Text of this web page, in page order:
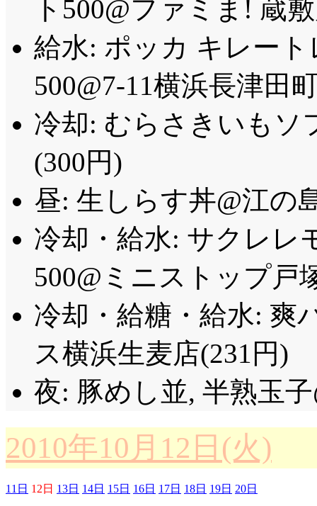
ト500@ファミま! 蔵
給水: ポッカ キレー
500@7-11横浜長津田
冷却: むらさきいもソ
(300円)
昼: 生しらす丼@江の
冷却・給水: サクレレ
500@ミニストップ戸
冷却・給糖・給水: 爽
ス横浜生麦店(231円)
夜: 豚めし並, 半熟玉
2010年10月12日(火)
11日 12日 13日 14日 15日 16日 17日 18日 19日 20日